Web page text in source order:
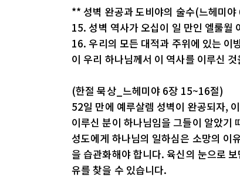
** 성벽 완공과 도비야의 술수(느헤미
15. 성벽 역사가 오십이 일 만인 엘룰월
16. 우리의 모든 대적과 주위에 있는 이
이 우리 하나님께서 이 역사를 이루신
(한절 묵상_느헤미야 6장 15~16절)
52일 만에 예루살렘 성벽이 완공되자,
이루신 분이 하나님임을 그들이 알았기
성도에게 하나님의 일하심은 소망의 이
을 습관화해야 합니다. 육신의 눈으로
유를 찾을 수 있습니다.